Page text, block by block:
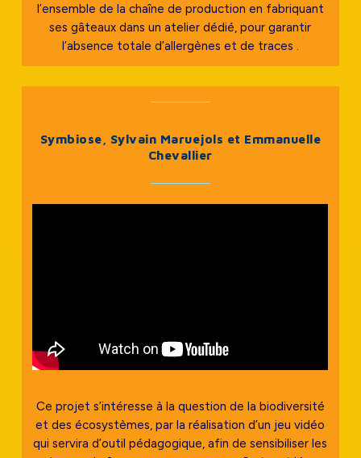
l’ensemble de la chaîne de production en fabriquant
ses gâteaux dans un atelier dédié, pour garantir
l’absence totale d’allergènes et de traces .
Symbiose, Sylvain Maruejols et Emmanuelle
Chevallier
Ce projet s’intéresse à la question de la biodiversité
et des écosystèmes, par la réalisation d’un jeu vidéo
qui servira d’outil pédagogique, afin de sensibiliser les